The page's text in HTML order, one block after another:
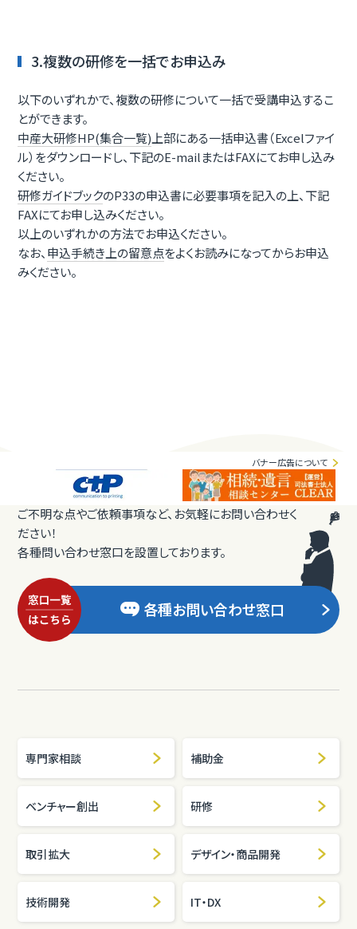
3.複数の研修を一括でお申込み
以下のいずれかで、複数の研修について一括で受講申込するこ
とができます。
中産大研修HP(集合一覧) 上部にある一括申込書（Excelファイ
ル） をダウンロードし、下記のE-mailまたはFAXにてお申し込み
ください。
研修ガイドブックのP33の申込書に必要事項を記入の上、下記
FAXにてお申し込みください。
以上のいずれかの方法でお申込ください。
なお、 申込手続き上の留意点をよくお読みになってからお申込
みください。
バナー広告について
ご不明な点やご依頼事項など、お気軽にお問い合わせく
ださい！
各種問い合わせ窓口を設置しております。
各種お問い合わせ窓口
専門家相談 補助金
ベンチャー創出 研修
取引拡大 デザイン・商品開発
技術開発 IT・DX